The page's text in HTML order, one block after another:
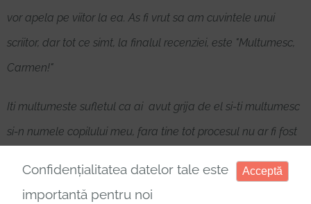
vor apela pe viitor la ea. As fi vrut sa am cuvintele unui
scriitor, dar tot ce simt, la finalul recenziei, este "Multumesc,
Carmen!"
Iti multumeste sufletul ca ai avut grija de el si-ti multumesc
si-n numele copilului meu, fara tine tot procesul nu ar fi fost
Confidențialitatea datelor tale este
importantă pentru noi
Acceptă